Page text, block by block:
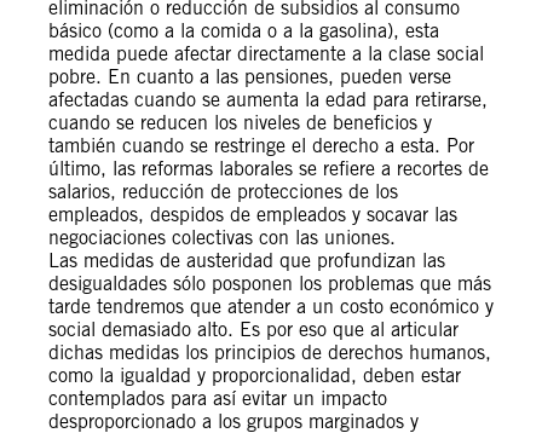
eliminación o reducción de subsidios al consumo
básico (como a la comida o a la gasolina), esta
medida puede afectar directamente a la clase social
pobre. En cuanto a las pensiones, pueden verse
afectadas cuando se aumenta la edad para retirarse,
cuando se reducen los niveles de beneficios y
también cuando se restringe el derecho a esta. Por
último, las reformas laborales se refiere a recortes de
salarios, reducción de protecciones de los
empleados, despidos de empleados y socavar las
negociaciones colectivas con las uniones.
Las medidas de austeridad que profundizan las
desigualdades sólo posponen los problemas que más
tarde tendremos que atender a un costo económico y
social demasiado alto. Es por eso que al articular
dichas medidas los principios de derechos humanos,
como la igualdad y proporcionalidad, deben estar
contemplados para así evitar un impacto
desproporcionado a los grupos marginados y